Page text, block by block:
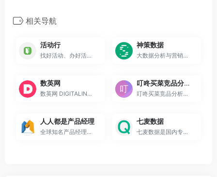
相关导航
活动行
找好活动、办好活动，用活动行！活动行提供创业、互联网、科技、金融、教育、 亲子、生活、聚会交友等 50 多种活动，还提供活动策划，活动推广，会议签到，活动报 名，胸卡打印等服务，是深受主办方信赖和城市白领喜爱的活动平台
神策数据
大数据分析与营销科技解决方案服务商
数英网
数英网 DIGITALING是大中华区权威数字媒体及职业招聘社交平台,内容涵盖市场营销、广告传媒、创意设计、电商、移动互联网等各数字相关领域.致力于整合数字业界信息,受益于访问者数英网@DIGITALING
叮咚买菜竞品分析文档
叮咚买菜竞品分析文档
人人都是产品经理
全球知名产品经理社区
七麦数据
七麦数据是国内专业的移动应用数据分析平台，覆盖AppStore&amp;GooglePlay双平台，提供iOS&amp;Android应用市场多维度数据、ASO&amp;ASA优化服务工具、ASO、ASA、SearchAds等实操案例及技术干货和数据报告。作为移动推广服务平台，提供专业数据分析与优化策略，为您的App推广保驾护航。